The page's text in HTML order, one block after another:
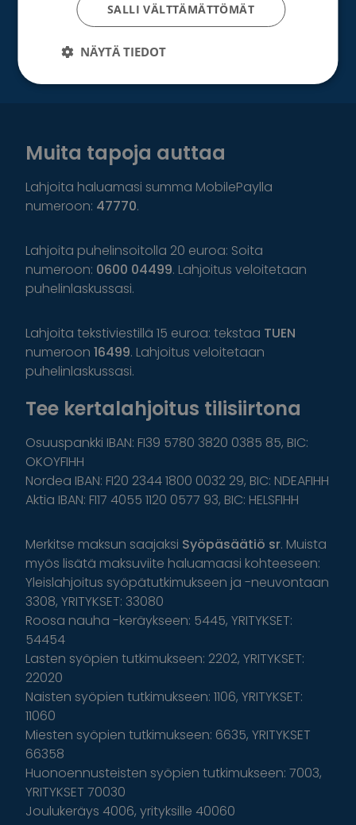
Yrityksille
Muita tapoja auttaa
Lahjoita haluamasi summa MobilePaylla
numeroon: 47770.
Lahjoita puhelinsoitolla 20 euroa: Soita
numeroon: 0600 04499. Lahjoitus veloitetaan
puhelinlaskussasi.
Lahjoita tekstiviestillä 15 euroa: tekstaa TUEN
numeroon 16499. Lahjoitus veloitetaan
puhelinlaskussasi.
Tee kertalahjoitus tilisiirtona
Osuuspankki IBAN: FI39 5780 3820 0385 85, BIC:
OKOYFIHH
Nordea IBAN: FI20 2344 1800 0032 29, BIC: NDEAFIHH
Aktia IBAN: FI17 4055 1120 0577 93, BIC: HELSFIHH
Merkitse maksun saajaksi Syöpäsäätiö sr. Muista
myös lisätä maksuviite haluamaasi kohteeseen:
Yleislahjoitus syöpätutkimukseen ja -neuvontaan
3308, YRITYKSET: 33080
Roosa nauha -keräykseen: 5445, YRITYKSET:
54454
Lasten syöpien tutkimukseen: 2202, YRITYKSET:
22020
Naisten syöpien tutkimukseen: 1106, YRITYKSET:
11060
Miesten syöpien tutkimukseen: 6635, YRITYKSET
66358
Huonoennusteisten syöpien tutkimukseen: 7003,
YRITYKSET 70030
Joulukeräys 4006, yrityksille 40060
SALLI VÄLTTÄMÄTTÖMÄT
NÄYTÄ TIEDOT